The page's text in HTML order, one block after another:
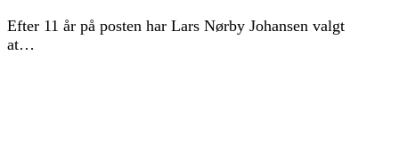
Efter 11 år på posten har Lars Nørby Johansen valgt
at…